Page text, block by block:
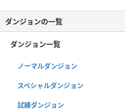
ダンジョンの一覧
ダンジョン一覧
ノーマルダンジョン
スペシャルダンジョン
試練ダンジョン